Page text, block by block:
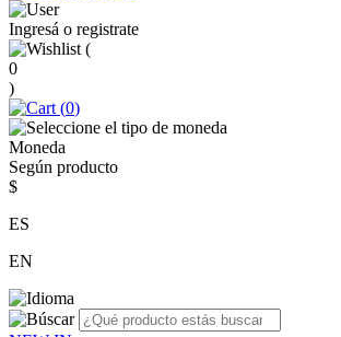
Ingresá o registrate
(
0
)
(0)
Moneda
Según producto
$
ES
EN